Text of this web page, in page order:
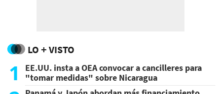
LO + VISTO
1
EE.UU. insta a OEA convocar a cancilleres para
"tomar medidas" sobre Nicaragua